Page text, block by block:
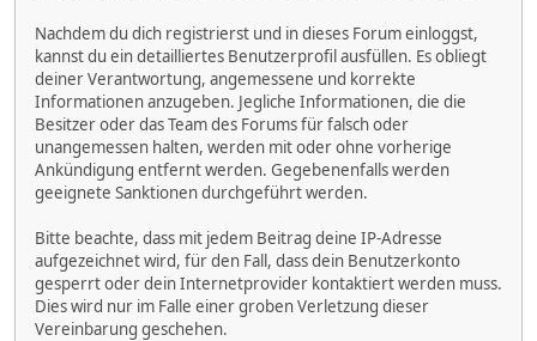
Nachdem du dich registrierst und in dieses Forum einloggst,
kannst du ein detailliertes Benutzerprofil ausfüllen. Es obliegt
deiner Verantwortung, angemessene und korrekte
Informationen anzugeben. Jegliche Informationen, die die
Besitzer oder das Team des Forums für falsch oder
unangemessen halten, werden mit oder ohne vorherige
Ankündigung entfernt werden. Gegebenenfalls werden
geeignete Sanktionen durchgeführt werden.
Bitte beachte, dass mit jedem Beitrag deine IP-Adresse
aufgezeichnet wird, für den Fall, dass dein Benutzerkonto
gesperrt oder dein Internetprovider kontaktiert werden muss.
Dies wird nur im Falle einer groben Verletzung dieser
Vereinbarung geschehen.